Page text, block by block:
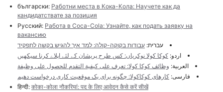
български: Работни места в Кока-Кола: Научете как да
кандидатствате за позиция
Русский: Работа в Coca-Cola: Узнайте, как подать заявку на
вакансию
עברית: עבודות בקוקה-קולה: למד איך להגיש בקשה לתפקיד
اردو: کوکا کولا نوکریاں: کس طرح پریشان کے لئے اپلاے کرنا سیکھیں
العربية: وظائف كوكا كولا: تعرف على كيفية التقدم للحصول على وظيفة
فارسی: کارهای کوکاکولا: چگونه برای یک موقعیت کاری درخواست دهیم
हिन्दी: कोका-कोला नौकरियां: पद के लिए आवेदन कैसे करें सीखें